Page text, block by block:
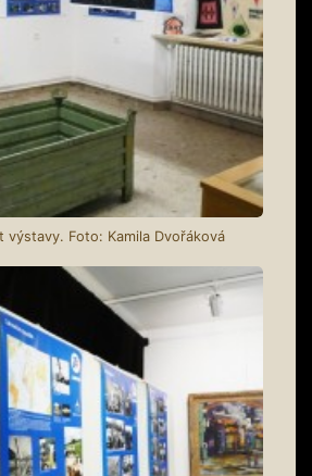
výstavy. Foto: Kamila Dvořáková